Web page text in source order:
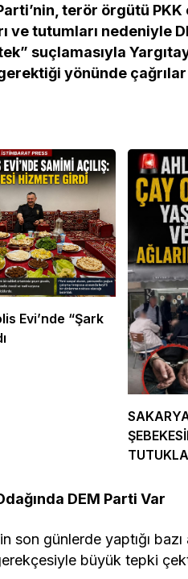
terör örgütü
ve tutumları nedeniyle
suçlamasıyla
yönünde çağrılar
Evi’nde “Şark
DEM Parti Var
son günlerde yaptığı
büyük tepki
Ekonomi
Siyaset
Önemli
Geldi